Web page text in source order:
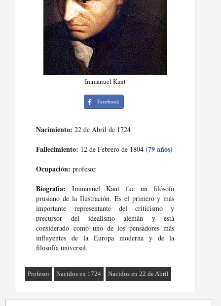
Immanuel Kant
Facebook
Nacimiento: 22 de Abril de 1724
Fallecimiento: 12 de Febrero de 1804(79 años)
Ocupación: profesor
Biografia: Immanuel Kant fue un filósofo
prusiano de la Ilustración. Es el primero y más
importante representante del criticismo y
precursor del idealismo alemán y está
considerado como uno de los pensadores más
influyentes de la Europa moderna y de la
filosofía universal.
Profesor Nacidos en 1724 Nacidos en 22 de Abril